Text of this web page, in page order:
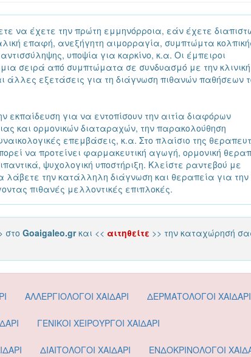
να έχετε την πρώτη εμμηνόρροια, εάν έχετε
επαφή, ανεξήγητη αιμορραγία, συμπτώμτα
υποψία για καρκίνο, κ.α. Οι έμπειροι
σειρά από συμπτώματα σε συνδυασμό με την κλινική
άλλες εξετάσεις για τη διάγνωση πιθανών παθήσεων
εκπαίδευση για να εντοπίσουν την αιτία διαφόρων
και ορμονικών διαταραχών, την παρακολούθηση
επεμβάσεις, κ.α. Στο πλαίσιο της
να προτείνει φαρμακευτική αγωγή, ορμονική
ψυχολογική υποστήριξη. Κλείστε ραντεβού με
λάβετε την κατάλληλη διάγνωση και θεραπεία για την
πιθανές μελλοντικές επιπλοκές.
στο Goaigaleo.grκαι << αιτηθείτε >> την καταχώρησή
ΑΛΛΕΡΓΙΟΛΟΓΟΙ ΧΑΙΔΑΡΙ ΔΕΡΜΑΤΟΛΟΓΟΙ ΧΑΙΔΑΡΙ
ΓΕΝΙΚΟΙ ΧΕΙΡΟΥΡΓΟΙ ΧΑΙΔΑΡΙ
ΔΙΑΙΤΟΛΟΓΟΙ ΧΑΙΔΑΡΙ ΕΝΔΟΚΡΙΝΟΛΟΓΟΙ